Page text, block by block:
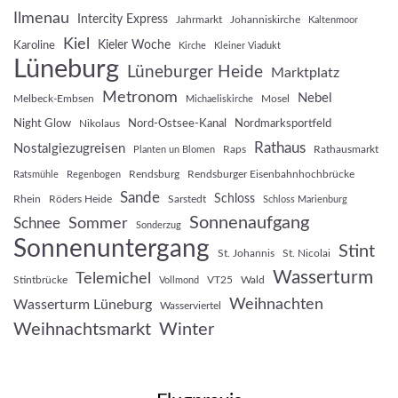
Ilmenau Intercity Express Jahrmarkt Johanniskirche Kaltenmoor
Karoline Kiel Kieler Woche Kirche Kleiner Viadukt
Lüneburg Lüneburger Heide Marktplatz
Melbeck-Embsen Metronom Michaeliskirche Mosel Nebel
Night Glow Nikolaus Nord-Ostsee-Kanal Nordmarksportfeld
Nostalgiezugreisen Planten un Blomen Raps Rathaus Rathausmarkt
Ratsmühle Regenbogen Rendsburg Rendsburger Eisenbahnhochbrücke
Rhein Röders Heide Sande Sarstedt Schloss Schloss Marienburg
Schnee Sommer Sonderzug Sonnenaufgang
Sonnenuntergang St. Johannis St. Nicolai Stint
Stintbrücke Telemichel Vollmond VT25 Wald Wasserturm
Wasserturm Lüneburg Wasserviertel Weihnachten
Weihnachtsmarkt Winter